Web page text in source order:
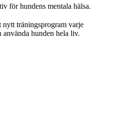
för hundens mentala hälsa.
träningsprogram varje
använda hunden hela liv.